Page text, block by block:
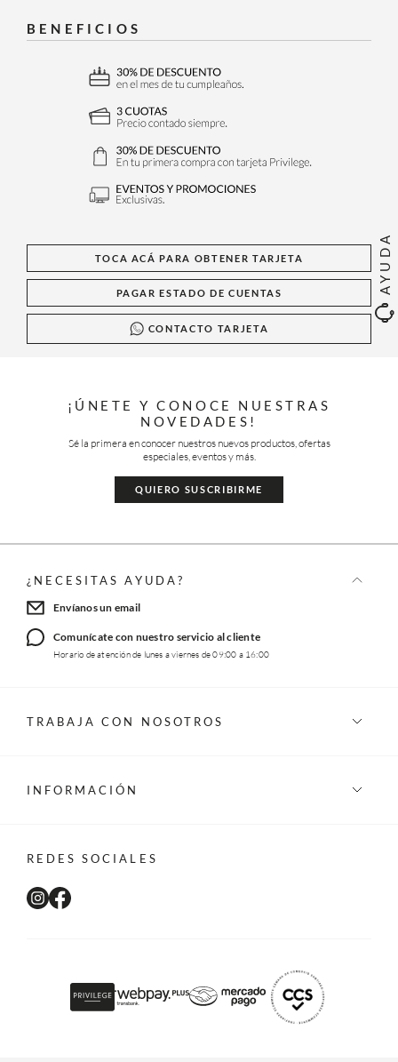
AYUDA
BENEFICIOS
TOCA ACÁ PARA OBTENER TARJETA
PAGAR ESTADO DE CUENTAS
CONTACTO TARJETA
¡ÚNETE Y CONOCE NUESTRAS
NOVEDADES!
Sé la primera en conocer nuestros nuevos productos, ofertas
especiales, eventos y más.
QUIERO SUSCRIBIRME
¿NECESITAS AYUDA?
Envíanos un email
Comunícate con nuestro servicio al cliente
Horario de atención de lunes a viernes de 09:00 a 16:00
TRABAJA CON NOSOTROS
INFORMACIÓN
REDES SOCIALES